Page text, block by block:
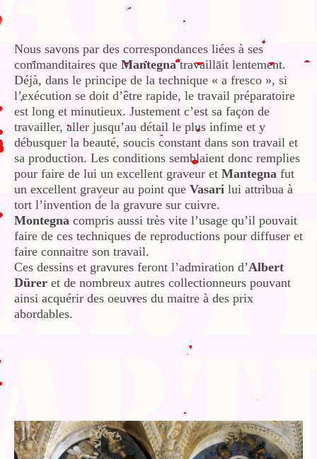
Nous savons par des correspondances liées à ses
commanditaires que Mantegnatravaillait lentement.
Déjà, dans le principe de la technique « a fresco », si
l’exécution se doit d’être rapide, le travail préparatoire
est long et minutieux. Justement c’est sa façon de
travailler, aller jusqu’au détail le plus infime et y
débusquer la beauté, soucis constant dans son travail et
sa production. Les conditions semblaient donc remplies
pour faire de lui un excellent graveur et Mantegna fut
un excellent graveur au point que Vasari lui attribua à
tort l’invention de la gravure sur cuivre.
Montegna compris aussi très vite l’usage qu’il pouvait
faire de ces techniques de reproductions pour diffuser et
faire connaitre son travail.
Ces dessins et gravures feront l’admiration d’Albert
Dürer et de nombreux autres collectionneurs pouvant
ainsi acquérir des oeuvres du maitre à des prix
abordables.